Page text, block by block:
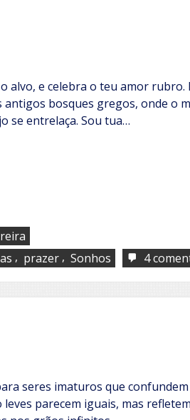
alvo, e celebra o teu amor rubro.
antigos bosques gregos, onde o
se entrelaça. Sou tua…
, prazer , Sonhos 4
seres imaturos que
leves parecem iguais, mas